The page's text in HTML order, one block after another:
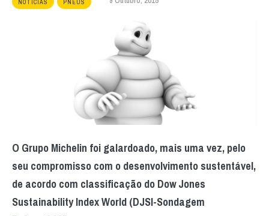
NOTÍCIAS PNEUS
O Grupo Michelin foi galardoado, mais uma vez, pelo
seu compromisso com o desenvolvimento sustentável,
de acordo com classificação do Dow Jones
Sustainability Index World (DJSI-Sondagem